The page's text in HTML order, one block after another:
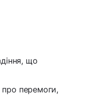
що
перемоги,